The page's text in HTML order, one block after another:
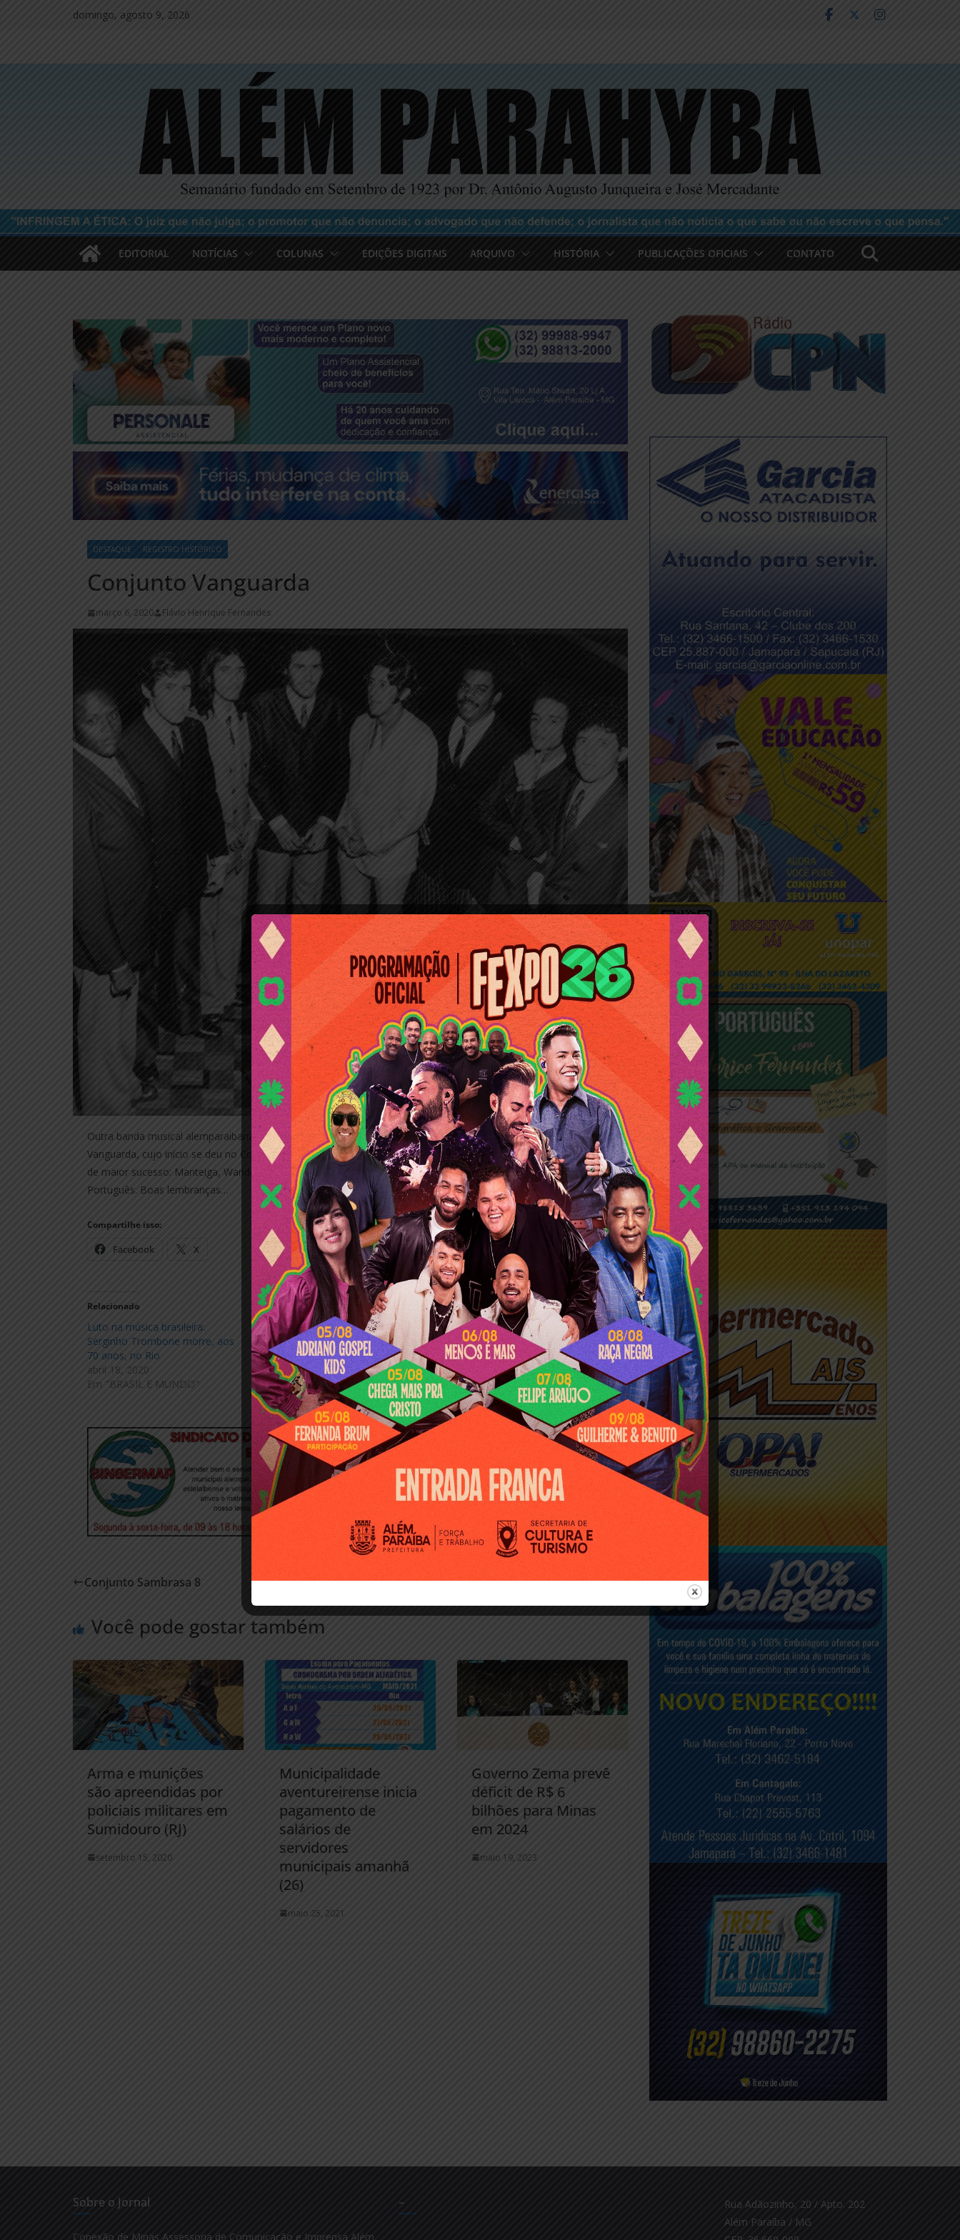
domingo, agosto 9, 2026
EDITORIAL NOTÍCIAS COLUNAS EDIÇÕES DIGITAIS ARQUIVO HISTÓRIA PUBLICAÇÕES OFICIAIS CONTATO
DESTAQUE REGISTRO HISTÓRICO
Conjunto Vanguarda
março 6, 2020 Flávio Henrique Fernandes
Outra banda musical alemparaibana de grande sucesso Brasil afora, animando festas e bailes, foi o Conjunto
Vanguarda, cujo início se deu no Colégio Além Paraíba (CAP). Na imagem, mostramos uma de suas formações
de maior sucesso: Manteiga, Wanderlan Teperino, Cezinha, Alberto Ferreira, José Luiz, Jorge Bonzão, Nescau e
Português. Boas lembranças…
Compartilhe isso:
Facebook X
Relacionado
Luto na música brasileira:
Serginho Trombone morre, aos
70 anos, no Rio
abril 18, 2020
Em "BRASIL E MUNDO"
Conjunto Vanguarda – anos da
década de 1980
março 7, 2020
Em "DESTAQUE"
Continuam a venda os ingressos
e mesas, agora no segundo lote,
para a “4ª Audição Refinada –
Circuito Fazendas”
junho 5, 2023
Em "DESTAQUE"
Conjunto Sambrasa 8 Conjunto Vanguarda – anos da década de 1980
Você pode gostar também
Arma e munições
são apreendidas por
policiais militares em
Sumidouro (RJ)
setembro 15, 2020
Municipalidade
aventureirense inicia
pagamento de
salários de
servidores
municipais amanhã
(26)
maio 25, 2021
Governo Zema prevê
déficit de R$ 6
bilhões para Minas
em 2024
maio 19, 2023
Sobre o Jornal
Conexão de Minas Assessoria de Comunicação e Imprensa Além
–
Rua Adãozinho, 20 / Apto. 202
Além Paraíba / MG